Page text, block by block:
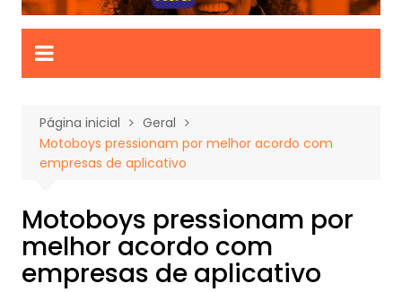
Página inicial
Geral
Motoboys pressionam por melhor acordo com
empresas de aplicativo
Motoboys pressionam por
melhor acordo com
empresas de aplicativo